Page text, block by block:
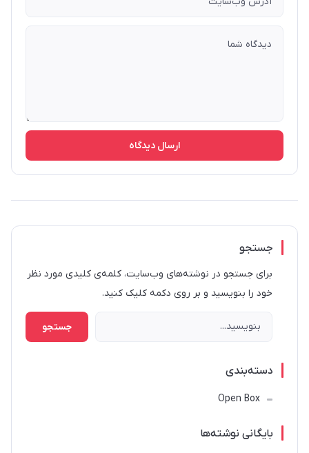
ارسال دیدگاه
جستجو
برای جستجو در نوشته‌های وب‌سایت، کلمه‌ی کلیدی مورد نظر
خود را بنویسید و بر روی دکمه کلیک کنید.
جستجو
دسته‌بندی
Open Box
بایگانی نوشته‌ها